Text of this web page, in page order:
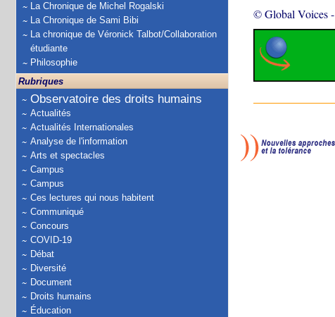
La Chronique de Michel Rogalski
La Chronique de Sami Bibi
La chronique de Véronick Talbot/Collaboration
étudiante
Philosophie
Rubriques
Observatoire des droits humains
Actualités
Actualités Internationales
Analyse de l'information
Arts et spectacles
Campus
Campus
Ces lectures qui nous habitent
Communiqué
Concours
COVID-19
Débat
Diversité
Document
Droits humains
Éducation
© Global Voices-